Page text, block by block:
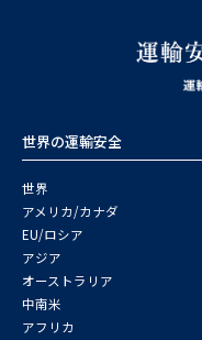
世界の運輸安全
世界
アメリカ/カナダ
EU/ロシア
アジア
オーストラリア
中南米
アフリカ